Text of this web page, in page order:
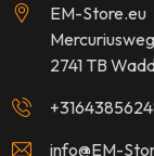
EM-Store.eu
2741 TB
info@EM-